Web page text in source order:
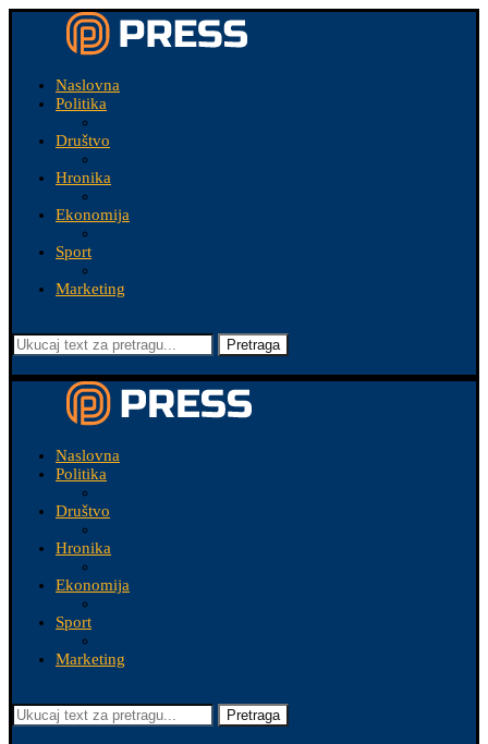
Naslovna
Politika
Društvo
Hronika
Ekonomija
Sport
Marketing
Pretraga
Naslovna
Politika
Društvo
Hronika
Ekonomija
Sport
Marketing
Pretraga